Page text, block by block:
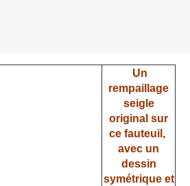
Un
rempaillage
seigle
original sur
ce fauteuil,
avec un
dessin
symétrique et